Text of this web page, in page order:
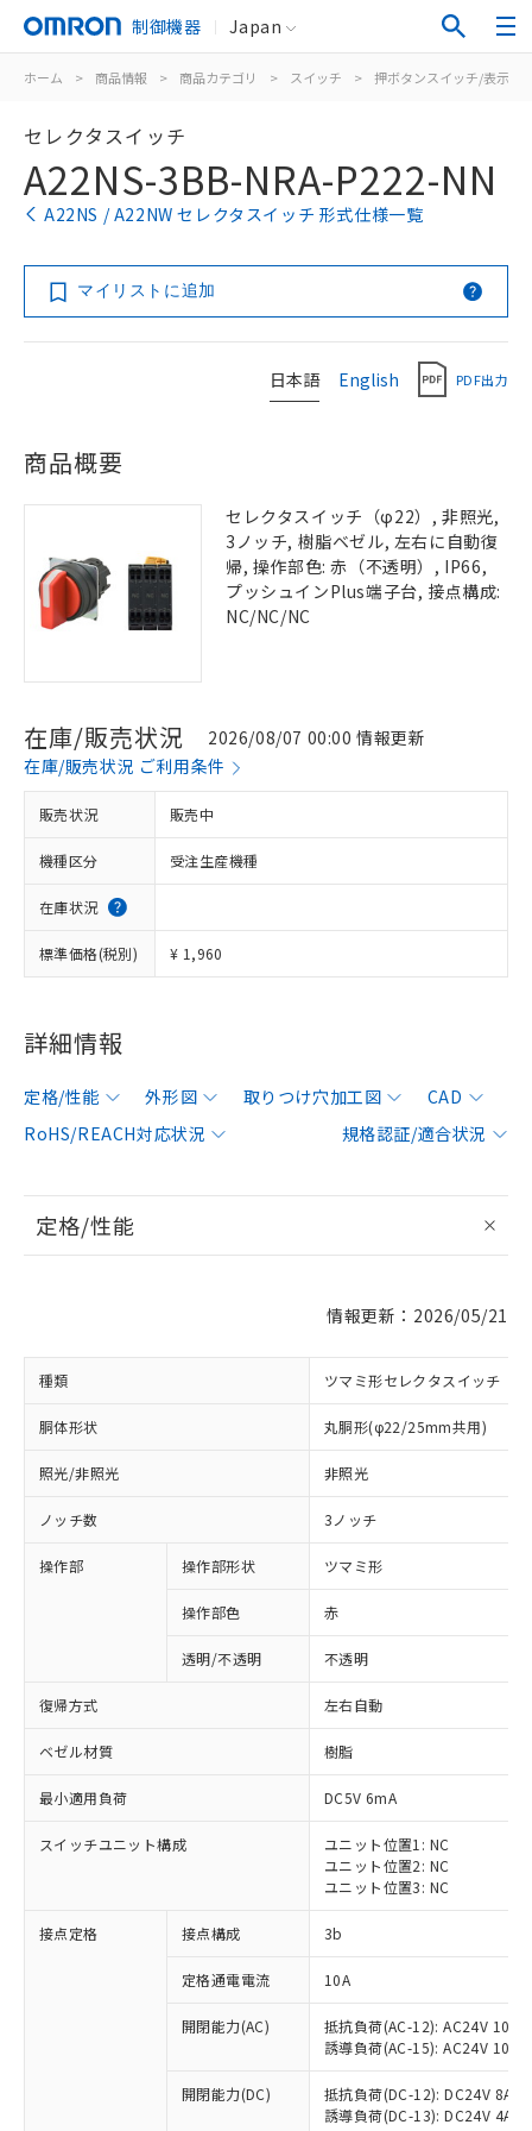
制御機器 Japan
ホーム > 商品情報 > 商品カテゴリ > スイッチ > 押ボタンスイッチ/表示灯
セレクタスイッチ
A22NS-3BB-NRA-P222-NN
A22NS / A22NW セレクタスイッチ 形式仕様一覧
マイリストに追加
日本語 English PDF出力
商品概要
セレクタスイッチ（φ22）, 非照光,
3ノッチ, 樹脂ベゼル, 左右に自動復
帰, 操作部色: 赤（不透明）, IP66,
プッシュインPlus端子台, 接点構成:
NC/NC/NC
在庫/販売状況
2026/08/07 00:00 情報更新
在庫/販売状況 ご利用条件
販売状況 販売中
機種区分 受注生産機種
在庫状況
標準価格(税別) ¥ 1,960
詳細情報
定格/性能 外形図 取りつけ穴加工図
CAD
RoHS/REACH対応状況
規格認証/適合状況
定格/性能
情報更新：2026/05/21
種類 ツマミ形セレクタスイッチ
胴体形状 丸胴形(φ22/25mm共用)
照光/非照光 非照光
ノッチ数 3ノッチ
操作部 操作部形状 ツマミ形
操作部色 赤
透明/不透明 不透明
復帰方式 左右自動
ベゼル材質 樹脂
最小適用負荷 DC5V 6mA
スイッチユニット構成
ユニット位置1: NC
ユニット位置2: NC
ユニット位置3: NC
接点定格 接点構成 3b
定格通電電流 10A
開閉能力(AC)
抵抗負荷(AC-12): AC24V 10A/
誘導負荷(AC-15): AC24V
開閉能力(DC)
抵抗負荷(DC-12): DC24V 8A/
誘導負荷(DC-13): DC24V 4A/
ご利用条件
対応済み：EU RoHS指令（10物質）の
非含有に対応した製品が提供可能な商品で
有に対応した製品に切り替える予定のある